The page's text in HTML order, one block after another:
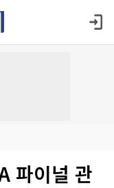
파이널 관